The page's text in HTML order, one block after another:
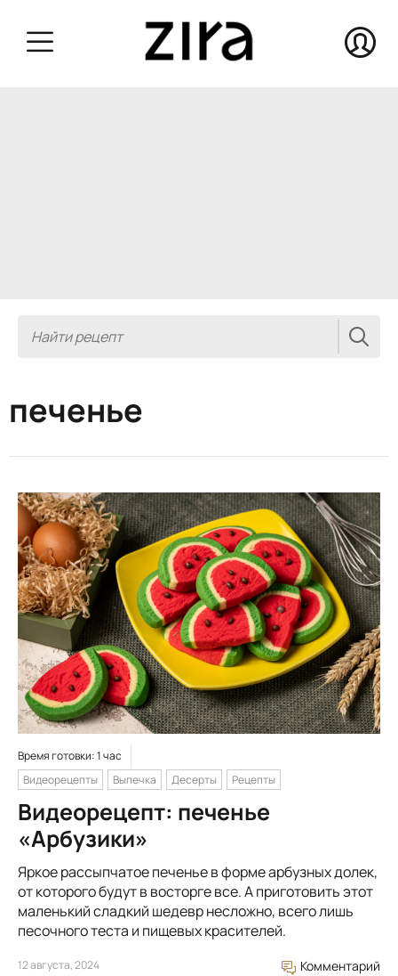
печенье
Время готовки: 1 час
Видеорецепты
Выпечка Десерты Рецепты
Видеорецепт: печенье
«Арбузики»
Яркое рассыпчатое печенье в форме арбузных долек,
от которого будут в восторге все. А приготовить этот
маленький сладкий шедевр несложно, всего лишь
песочного теста и пищевых красителей.
12 августа, 2024 Комментарий